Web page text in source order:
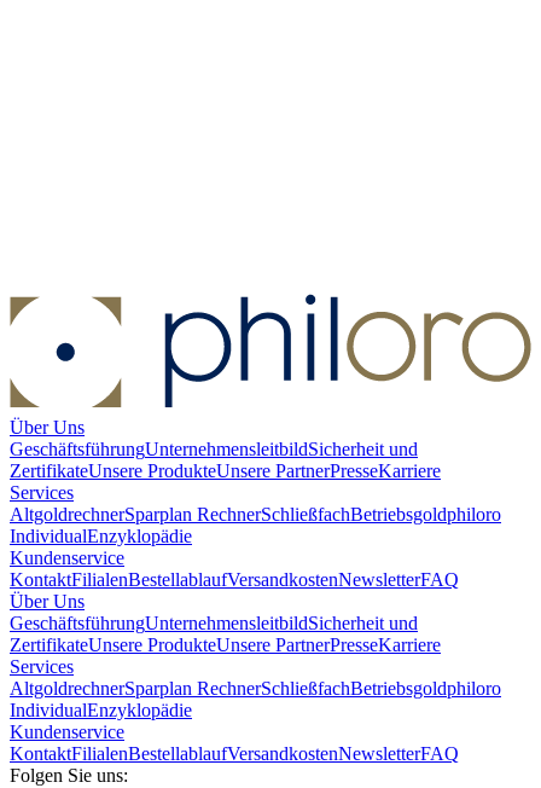
Über Uns
GeschäftsführungUnternehmensleitbildSicherheit und
ZertifikateUnsere ProdukteUnsere PartnerPresseKarriere
Services
AltgoldrechnerSparplan RechnerSchließfachBetriebsgoldphiloro
IndividualEnzyklopädie
Kundenservice
KontaktFilialenBestellablaufVersandkostenNewsletterFAQ
Über Uns
GeschäftsführungUnternehmensleitbildSicherheit und
ZertifikateUnsere ProdukteUnsere PartnerPresseKarriere
Services
AltgoldrechnerSparplan RechnerSchließfachBetriebsgoldphiloro
IndividualEnzyklopädie
Kundenservice
KontaktFilialenBestellablaufVersandkostenNewsletterFAQ
Folgen Sie uns: